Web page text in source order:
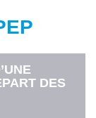
DES